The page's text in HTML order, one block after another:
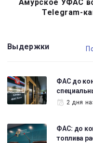
Амурское УФАС
Telegram-
Выдержки
ФАС до
2 дня
ФАС: до
топлива